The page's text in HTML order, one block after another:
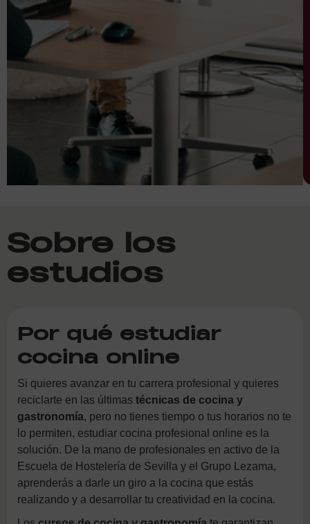
Sobre los
estudios
Por qué estudiar
cocina online
Si quieres avanzar en tu carrera profesional y quieres
reciclarte en las últimas técnicas de cocina y
gastronomía, pero no tienes tiempo o tus horarios no te
lo permiten, estudiar cocina profesional online es la
solución. De la mano de profesionales en activo de la
Escuela de Hostelería de Sevilla y el Grupo Lezama,
aprenderás a darle un giro a la cocina que estás
realizando y a desarrollar tu creatividad en la cocina.